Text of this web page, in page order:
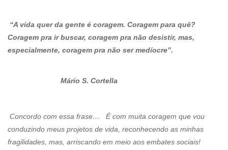
“A vida quer da gente é coragem. Coragem para quê?
Coragem pra ir buscar, coragem pra não desistir, mas,
especialmente, coragem pra não ser medíocre”.
Mário S. Cortella
Concordo com essa frase… É com muita coragem que vou
conduzindo meus projetos de vida, reconhecendo as minhas
fragilidades, mas, arriscando em meio aos embates sociais!